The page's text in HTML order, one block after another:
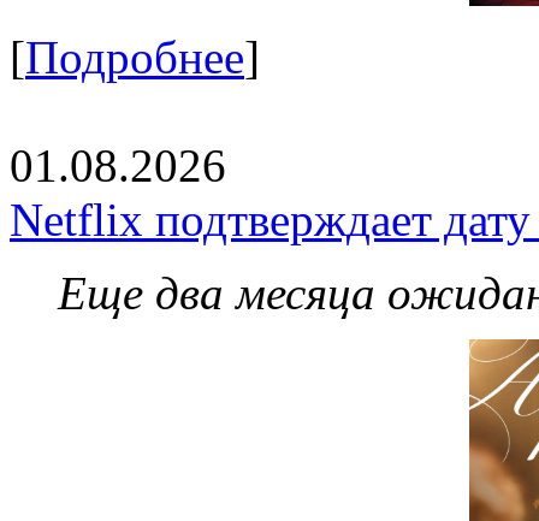
[Подробнее]
01.08.2026
Netflix подтверждает
Еще два месяца